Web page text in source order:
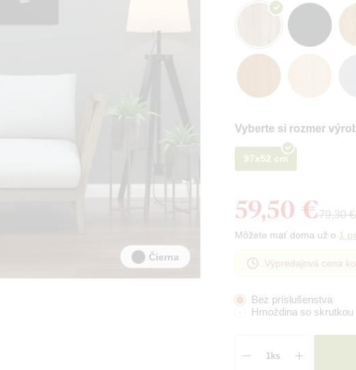
Čierna
Vyberte si rozmer
97x52 cm
59,50 €79,30 €
Môžete mať doma už o 1
Výpredajová cena
Bez príslušenstva
Hmoždina so skrutkou